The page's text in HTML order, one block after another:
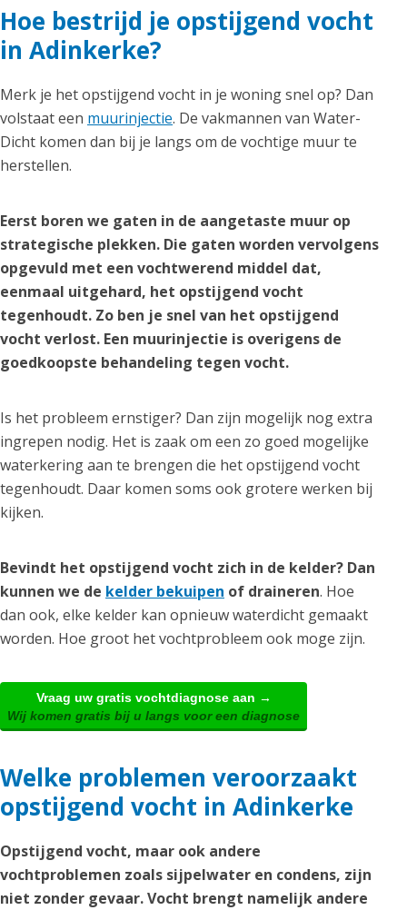
Hoe bestrijd je opstijgend vocht
in Adinkerke?
Merk je het opstijgend vocht in je woning snel op? Dan
volstaat een muurinjectie. De vakmannen van Water-
Dicht komen dan bij je langs om de vochtige muur te
herstellen.
Eerst boren we gaten in de aangetaste muur op
strategische plekken. Die gaten worden vervolgens
opgevuld met een vochtwerend middel dat,
eenmaal uitgehard, het opstijgend vocht
tegenhoudt. Zo ben je snel van het opstijgend
vocht verlost. Een muurinjectie is overigens de
goedkoopste behandeling tegen vocht.
Is het probleem ernstiger? Dan zijn mogelijk nog extra
ingrepen nodig. Het is zaak om een zo goed mogelijke
waterkering aan te brengen die het opstijgend vocht
tegenhoudt. Daar komen soms ook grotere werken bij
kijken.
Bevindt het opstijgend vocht zich in de kelder? Dan
kunnen we de kelder bekuipen of draineren. Hoe
dan ook, elke kelder kan opnieuw waterdicht gemaakt
worden. Hoe groot het vochtprobleem ook moge zijn.
Vraag uw gratis vochtdiagnose aan →
Wij komen gratis bij u langs voor een diagnose
Welke problemen veroorzaakt
opstijgend vocht in Adinkerke
Opstijgend vocht, maar ook andere
vochtproblemen zoals sijpelwater en condens, zijn
niet zonder gevaar. Vocht brengt namelijk andere